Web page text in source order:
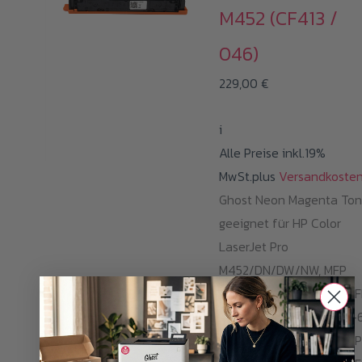
M452 (CF413 /
046)
229,00 €
i
Alle Preise inkl.19%
MwSt.plus
Ghost Neon Magenta
geeignet für HP Color
LaserJet Pro
M452/DN/DW/NW, MFP
M377DW/477FDN/FDW/
& Canon i-SENSYS
Series, LBP-653 Cdw,